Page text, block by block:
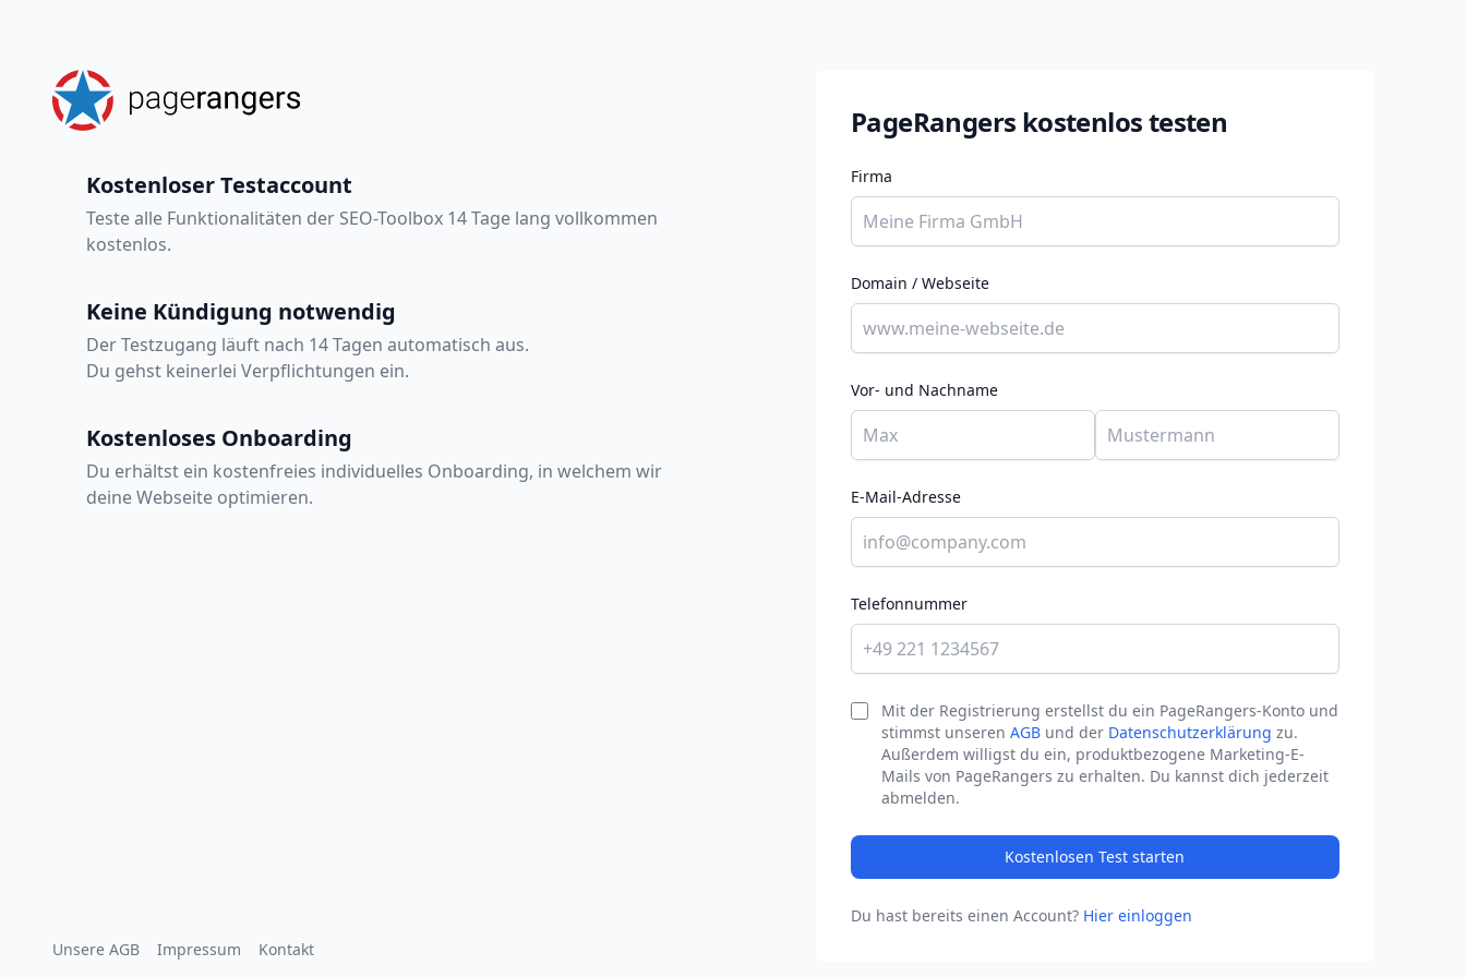
Kostenloser Testaccount
Teste alle Funktionalitäten der SEO-Toolbox 14 Tage lang vollkommen
kostenlos.
Keine Kündigung notwendig
Der Testzugang läuft nach 14 Tagen automatisch aus.
Du gehst keinerlei Verpflichtungen ein.
Kostenloses Onboarding
Du erhältst ein kostenfreies individuelles Onboarding, in welchem wir
deine Webseite optimieren.
Unsere AGB Impressum Kontakt
PageRangers kostenlos testen
Firma
Domain / Webseite
Vor- und Nachname
E-Mail-Adresse
Telefonnummer
Mit der Registrierung erstellst du ein PageRangers-Konto und
stimmst unseren AGBund der Datenschutzerklärung zu.
Außerdem willigst du ein, produktbezogene Marketing-E-
Mails von PageRangers zu erhalten. Du kannst dich jederzeit
abmelden.
Kostenlosen Test starten
Du hast bereits einen Account? Hier einloggen